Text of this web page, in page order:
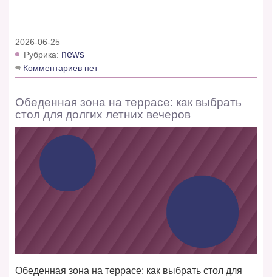
2026-06-25
Рубрика: news
Комментариев нет
Обеденная зона на террасе: как выбрать
стол для долгих летних вечеров
Обеденная зона на террасе: как выбрать стол для